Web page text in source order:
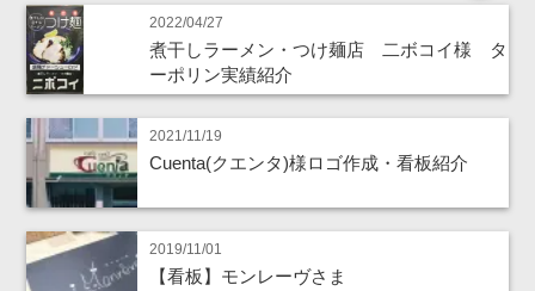
2022/04/27
煮干しラーメン・つけ麺店 二ボコイ様 タ
ーポリン実績紹介
2021/11/19
Cuenta(クエンタ)様ロゴ作成・看板紹介
2019/11/01
【看板】モンレーヴさま